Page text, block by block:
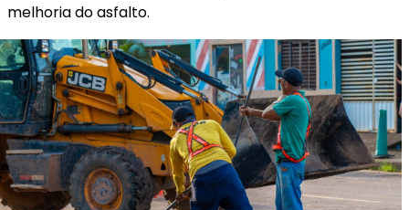
melhoria do asfalto.